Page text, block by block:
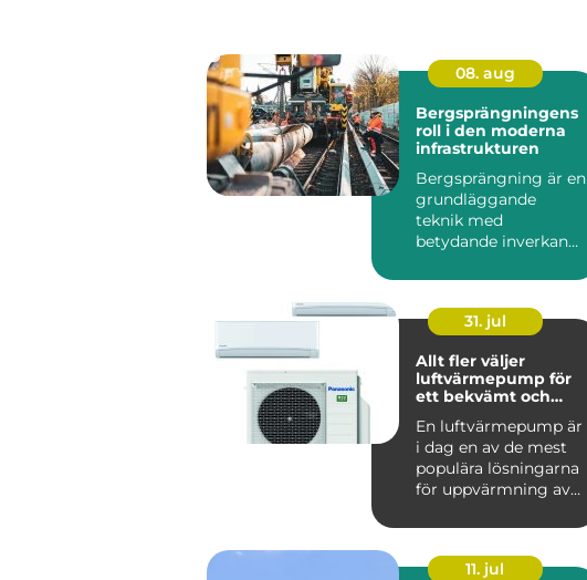
08. aug
Bergsprängningens
roll i den moderna
infrastrukturen
Bergsprängning är en
grundläggande
teknik med
betydande inverkan
31. jul
Allt fler väljer
luftvärmepump för
ett bekvämt och
En luftvärmepump är
i dag en av de mest
populära lösningarna
för uppvärmning av
11. jul